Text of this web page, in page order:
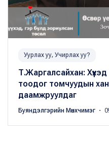
Уурлах уу, Учирлах уу?
Т.Жаргалсайхан:
тоодог томчуудын
даамжруулдаг
Буяндэлгэрийн Мөнхчимэг ・